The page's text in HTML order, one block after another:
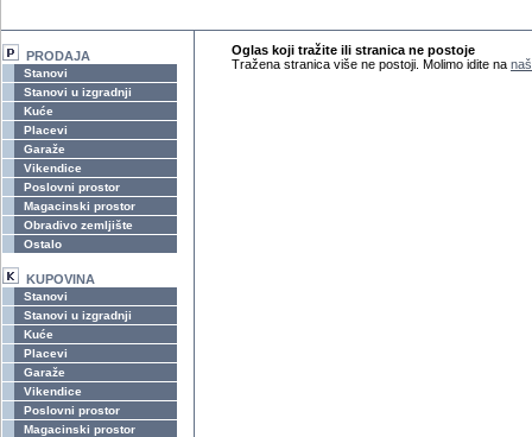
PRODAJA
Stanovi
Stanovi u izgradnji
Kuće
Placevi
Garaže
Vikendice
Poslovni prostor
Magacinski prostor
Obradivo zemljište
Ostalo
KUPOVINA
Stanovi
Stanovi u izgradnji
Kuće
Placevi
Garaže
Vikendice
Poslovni prostor
Magacinski prostor
Oglas koji tražite ili stranica ne postoje
Tražena stranica više ne postoji. Molimo idite na